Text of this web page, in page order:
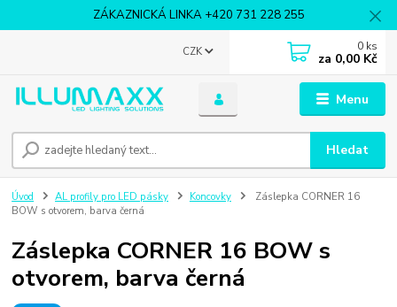
ZÁKAZNICKÁ LINKA +420 731 228 255
Menu
CZK
Hledat
0 ks
za 0,00 Kč
Úvod AL profily pro LED pásky Koncovky
Záslepka CORNER 16
BOW s otvorem, barva černá
Záslepka CORNER 16 BOW s
otvorem, barva černá